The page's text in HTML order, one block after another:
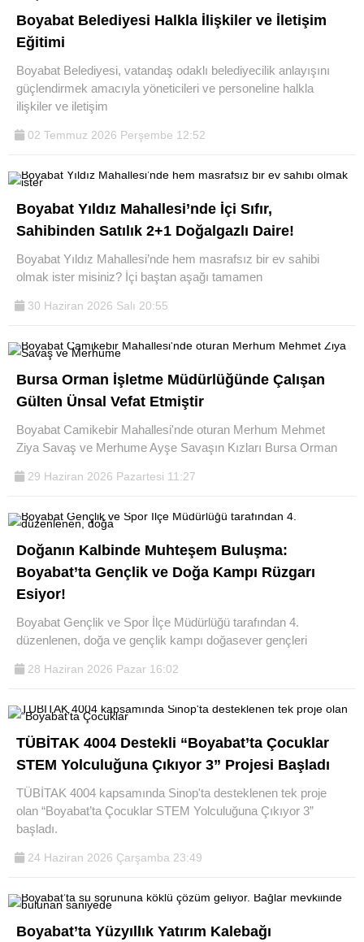
Boyabat Belediyesi Halkla İlişkiler ve İletişim
Eğitimi
Boyabat Belediyesi, vatandaş odaklı belediyecilik anlayışını
güçlendirmek amacıyla yöneticileri ve personeline halkla
ilişkiler ve iletişim
02 Temmuz 2026 Perşembe 12:52
Boyabat Yıldız Mahallesi’nde İçi Sıfır,
Sahibinden Satılık 2+1 Doğalgazlı Daire!
Boyabat Yıldız Mahallesi’nde hem masrafsız bir ev sahibi
olmak ister misiniz? İçi baştan aşağı tamamen
30 Haziran 2026 Salı 20:55
Bursa Orman İşletme Müdürlüğünde Çalışan
Gülten Ünsal Vefat Etmiştir
Boyabat Camikebir Mahallesi'nde oturan Merhum Mehmet
Ziya Savaş ve Merhume Ayşe Savaşın Kızları Bursa Orman
29 Haziran 2026 Pazartesi 11:27
Doğanın Kalbinde Muhteşem Buluşma:
Boyabat’ta Gençlik ve Doğa Kampı Rüzgarı
Esiyor!
Boyabat Gençlik ve Spor İlçe Müdürlüğü tarafından 4.
düzenlenen, doğa ve gençlik kampı doğasever gençleri
28 Haziran 2026 Pazar 16:02
TÜBİTAK 4004 Destekli “Boyabat’ta Çocuklar
STEM Yolculuğuna Çıkıyor 3” Projesi Başladı
TÜBİTAK 4004 kapsamında Sinop'ta desteklenen tek proje
olan “Boyabat’ta Çocuklar STEM Yolculuğuna Çıkıyor 3”
başladı.
24 Haziran 2026 Çarşamba 23:49
Boyabat’ta Yüzyıllık Yatırım Kalebağı